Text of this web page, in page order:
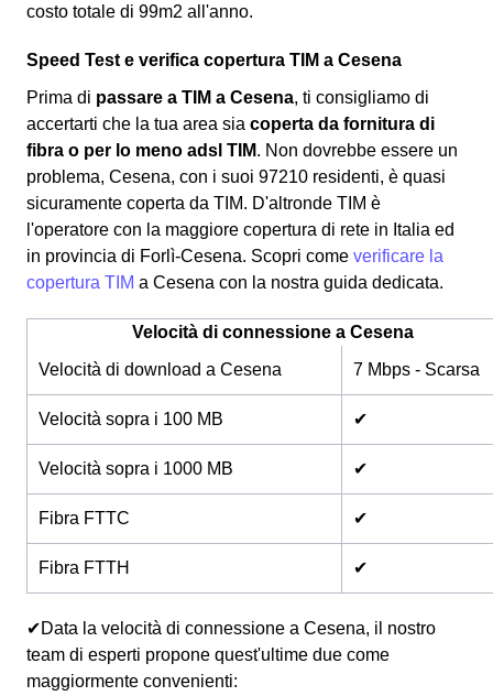
costo totale di 99m2 all'anno.
Speed Test e verifica copertura TIM a Cesena
Prima di passare a TIM a Cesena, ti consigliamo di
accertarti che la tua area sia coperta da fornitura di
fibra o per lo meno adsl TIM. Non dovrebbe essere un
problema, Cesena, con i suoi 97210 residenti, è quasi
sicuramente coperta da TIM. D'altronde TIM è
l'operatore con la maggiore copertura di rete in Italia ed
in provincia di Forlì-Cesena. Scopri come verificare la
copertura TIM a Cesena con la nostra guida dedicata.
Velocità di connessione a Cesena
Velocità di download a Cesena
7 Mbps - Scarsa
Velocità sopra i 100 MB ✔
Velocità sopra i 1000 MB ✔
Fibra FTTC ✔
Fibra FTTH ✔
✔Data la velocità di connessione a Cesena, il nostro
team di esperti propone quest'ultime due come
maggiormente convenienti: